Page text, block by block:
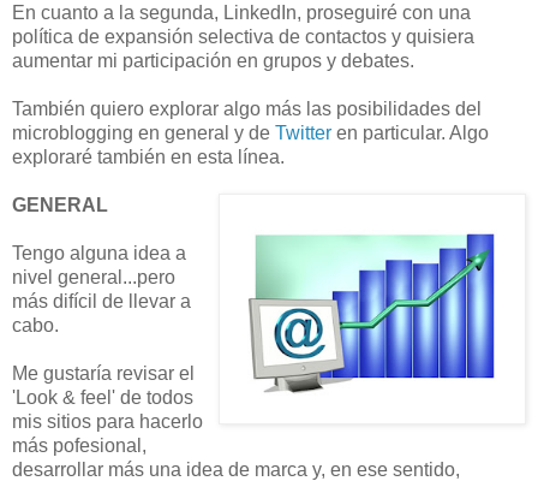
En cuanto a la segunda, LinkedIn, proseguiré con una
política de expansión selectiva de contactos y quisiera
aumentar mi participación en grupos y debates.
También quiero explorar algo más las posibilidades del
microblogging en general y de Twitter en particular. Algo
exploraré también en esta línea.
GENERAL
Tengo alguna idea a
nivel general...pero
más difícil de llevar a
cabo.
Me gustaría revisar el
'Look & feel' de todos
mis sitios para hacerlo
más pofesional,
desarrollar más una idea de marca y, en ese sentido,